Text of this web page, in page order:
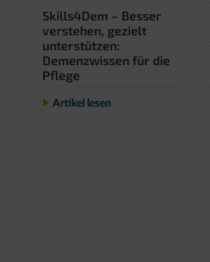
Skills4Dem – Besser
verstehen, gezielt
unterstützen:
Demenzwissen für die
Pflege
Artikel lesen